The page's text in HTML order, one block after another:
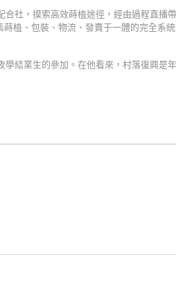
社，摸索高效蒔植途徑，經由過程直播
植、包裝、物流、發賣于一體的完全系
結業生的參加。在他看來，村落復興是